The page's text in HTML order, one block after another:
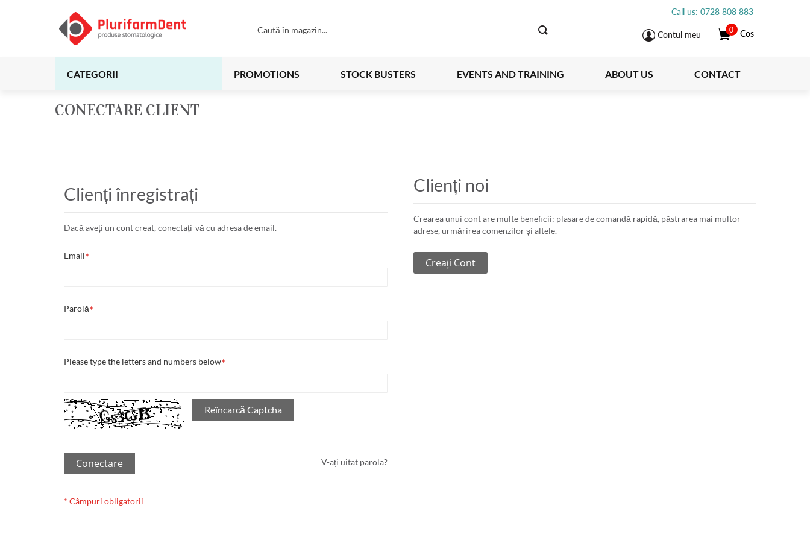
Cos
0
Contul meu
Call us: 0728 808 883
CATEGORII PROMOTIONS STOCK BUSTERS EVENTS AND TRAINING ABOUT US CONTACT
CONECTARE CLIENT
Clienți înregistrați
Dacă aveți un cont creat, conectați-vă cu adresa de email.
Email
Parolă
Please type the letters and numbers below
Reîncarcă Captcha
Conectare V-ați uitat parola?
Clienți noi
Crearea unui cont are multe beneficii: plasare de comandă rapidă, păstrarea mai multor
adrese, urmărirea comenzilor și altele.
Creați Cont